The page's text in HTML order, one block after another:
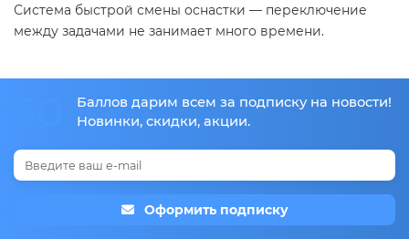
Система быстрой смены оснастки — переключение
между задачами не занимает много времени.
Баллов дарим всем за подписку на новости!
Новинки, скидки, акции.
Оформить подписку